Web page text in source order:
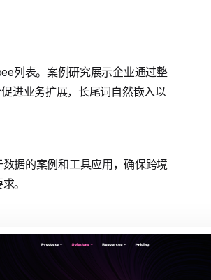
列表。案例研究展示企业通过整
进业务扩展，长尾词自然嵌入以
据的案例和工具应用，确保跨境
。